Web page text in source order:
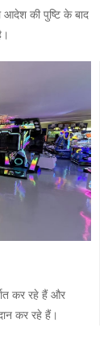
की पुष्टि के बाद
कर रहे हैं और
कर रहे हैं।